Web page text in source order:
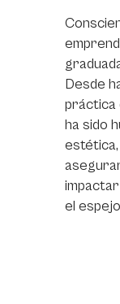
Desde
práctica
ha sido
el